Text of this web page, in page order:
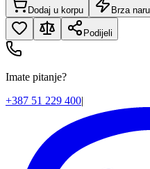
Dodaj u korpu Brza
Podijeli
Imate pitanje?
+387 51 229 400|